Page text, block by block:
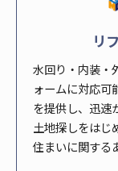
リ
水回り・内装・
ォームに対応可
を提供し、迅速
土地探しをはじ
住まいに関する